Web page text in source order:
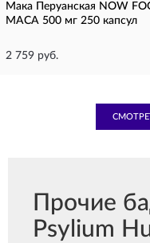
Мака Перуанская NOW
MACA 500 мг 250 капсул
2 759 руб.
Прочие
Psylium